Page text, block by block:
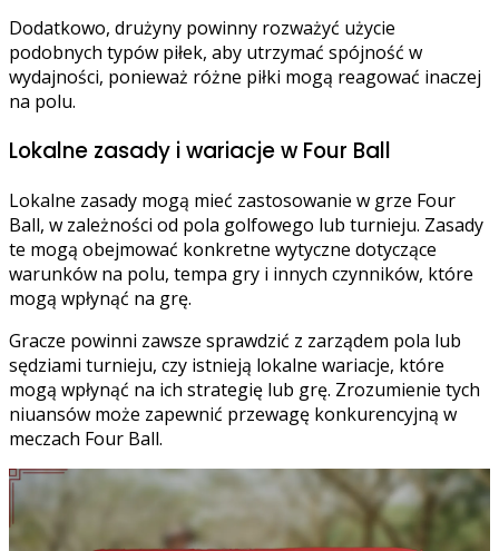
Dodatkowo, drużyny powinny rozważyć użycie
podobnych typów piłek, aby utrzymać spójność w
wydajności, ponieważ różne piłki mogą reagować inaczej
na polu.
Lokalne zasady i wariacje w Four Ball
Lokalne zasady mogą mieć zastosowanie w grze Four
Ball, w zależności od pola golfowego lub turnieju. Zasady
te mogą obejmować konkretne wytyczne dotyczące
warunków na polu, tempa gry i innych czynników, które
mogą wpłynąć na grę.
Gracze powinni zawsze sprawdzić z zarządem pola lub
sędziami turnieju, czy istnieją lokalne wariacje, które
mogą wpłynąć na ich strategię lub grę. Zrozumienie tych
niuansów może zapewnić przewagę konkurencyjną w
meczach Four Ball.